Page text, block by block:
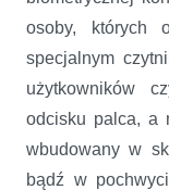
osoby, których
specjalnym
użytkowników
odcisku palca, a
wbudowany w
bądź w